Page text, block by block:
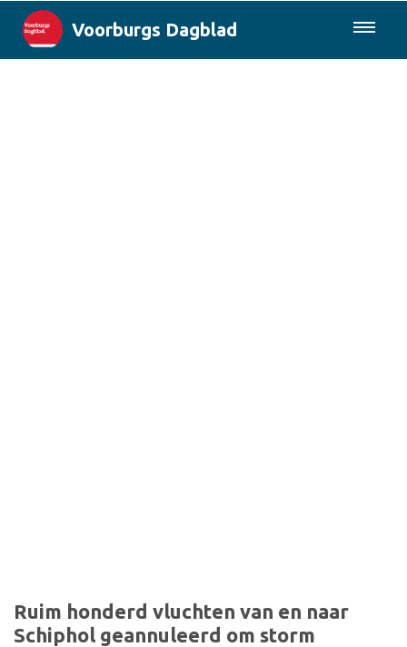
Voorburgs Dagblad
Ruim honderd vluchten van en naar
Schiphol geannuleerd om storm